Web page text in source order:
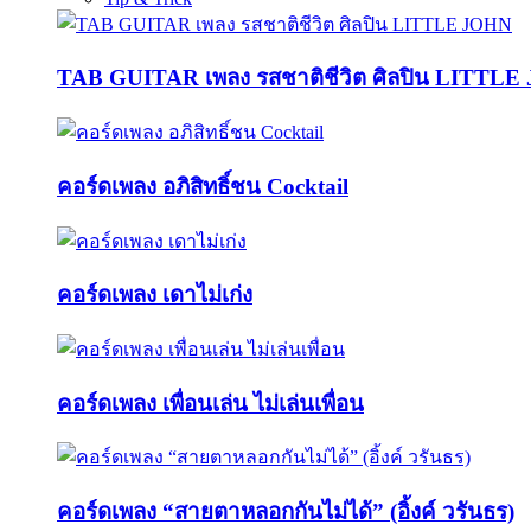
TAB GUITAR เพลง รสชาติชีวิต ศิลปิน LITTLE
คอร์ดเพลง อภิสิทธิ์ชน Cocktail
คอร์ดเพลง เดาไม่เก่ง
คอร์ดเพลง เพื่อนเล่น ไม่เล่นเพื่อน
คอร์ดเพลง “สายตาหลอกกันไม่ได้” (อิ้งค์ วรันธร)